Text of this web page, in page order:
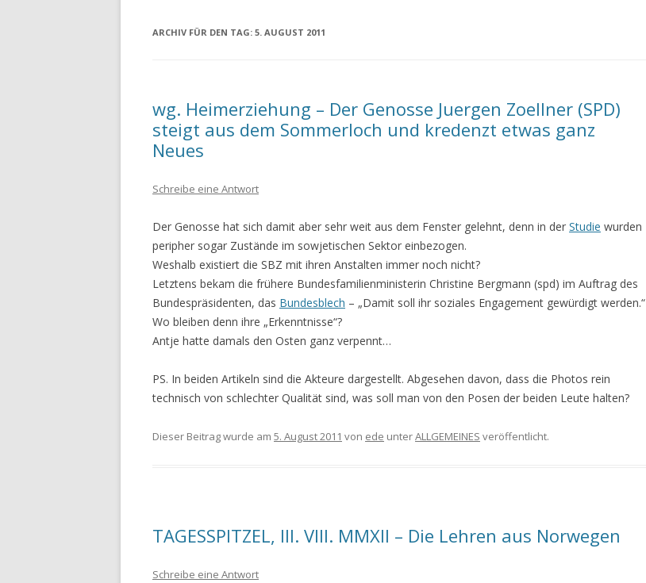
ARCHIV FÜR DEN TAG: 5. AUGUST 2011
wg. Heimerziehung – Der Genosse Juergen Zoellner (SPD)
steigt aus dem Sommerloch und kredenzt etwas ganz
Neues
Schreibe eine Antwort
Der Genosse hat sich damit aber sehr weit aus dem Fenster gelehnt, denn in der Studie wurden
peripher sogar Zustände im sowjetischen Sektor einbezogen.
Weshalb existiert die SBZ mit ihren Anstalten immer noch nicht?
Letztens bekam die frühere Bundesfamilienministerin Christine Bergmann (spd) im Auftrag des
Bundespräsidenten, das Bundesblech – „Damit soll ihr soziales Engagement gewürdigt werden.“
Wo bleiben denn ihre „Erkenntnisse“?
Antje hatte damals den Osten ganz verpennt…
PS. In beiden Artikeln sind die Akteure dargestellt. Abgesehen davon, dass die Photos rein
technisch von schlechter Qualität sind, was soll man von den Posen der beiden Leute halten?
Dieser Beitrag wurde am 5. August 2011 von ede unterALLGEMEINES veröffentlicht.
TAGESSPITZEL, III. VIII. MMXII – Die Lehren aus Norwegen
Schreibe eine Antwort